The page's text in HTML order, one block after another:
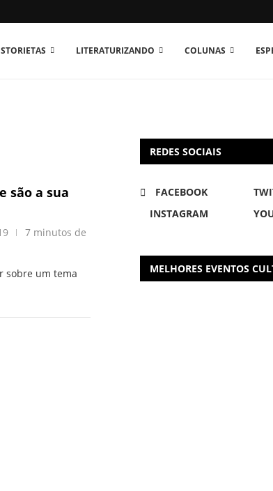
LITERATURIZANDO COLUNAS
são a sua
7 minutos de
sobre um tema
REDES SOCIAIS
FACEBOOK
INSTAGRAM
MELHORES EVENTOS